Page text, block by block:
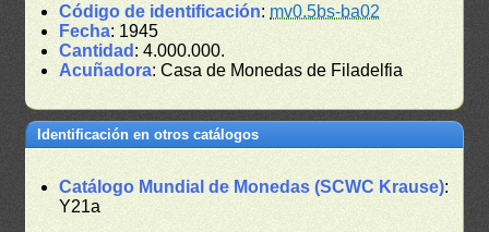
Código de identificación: mv0.5bs-ba02
Fecha: 1945
Cantidad : 4.000.000.
Acuñadora: Casa de Monedas de Filadelfia
Identificación en otros catálogos
Catálogo Mundial de Monedas (SCWC Krause):
Y21a